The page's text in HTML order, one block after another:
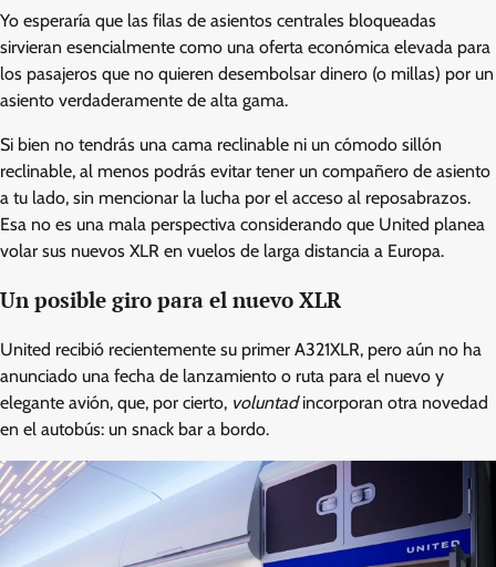
Yo esperaría que las filas de asientos centrales bloqueadas
sirvieran esencialmente como una oferta económica elevada para
los pasajeros que no quieren desembolsar dinero (o millas) por un
asiento verdaderamente de alta gama.
Si bien no tendrás una cama reclinable ni un cómodo sillón
reclinable, al menos podrás evitar tener un compañero de asiento
a tu lado, sin mencionar la lucha por el acceso al reposabrazos.
Esa no es una mala perspectiva considerando que United planea
volar sus nuevos XLR en vuelos de larga distancia a Europa.
Un posible giro para el nuevo XLR
United recibió recientemente su primer A321XLR, pero aún no ha
anunciado una fecha de lanzamiento o ruta para el nuevo y
elegante avión, que, por cierto, voluntadincorporan otra novedad
en el autobús: un snack bar a bordo.